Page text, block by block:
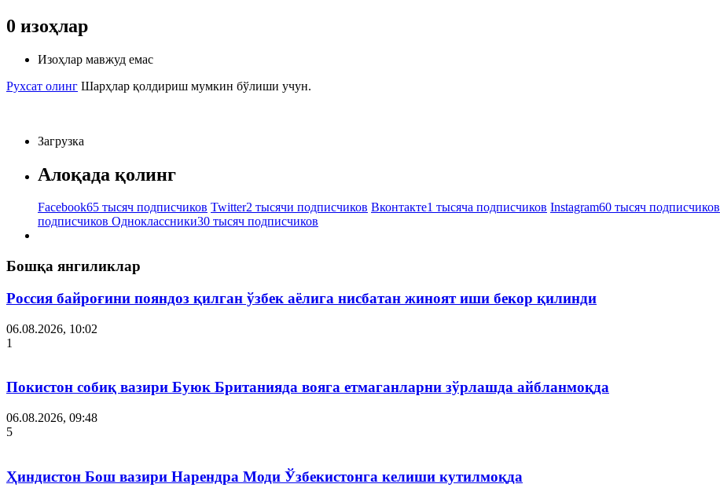
0 изоҳлар
Изоҳлар мавжуд емас
Рухсат олинг Шарҳлар қолдириш мумкин бўлиши учун.
Загрузка
Алоқада қолинг
Facebook65 тысяч подписчиков Twitter2 тысячи подписчиков Вконтакте1 тысяча подписчиков Instagram60 тысяч подписчиков
подписчиков Одноклассники30 тысяч подписчиков
Бошқа янгиликлар
Россия байроғини пояндоз қилган ўзбек аёлига нисбатан жиноят иши бекор қилинди
06.08.2026, 10:02
1
Покистон собиқ вазири Буюк Британияда вояга етмаганларни зўрлашда айбланмоқда
06.08.2026, 09:48
5
Ҳиндистон Бош вазири Нарендра Моди Ўзбекистонга келиши кутилмоқда